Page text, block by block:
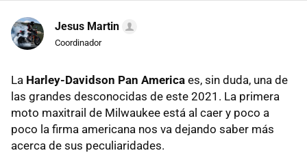
Jesus Martin
Coordinador
La Harley-Davidson Pan America es, sin duda, una de
las grandes desconocidas de este 2021. La primera
moto maxitrail de Milwaukee está al caer y poco a
poco la firma americana nos va dejando saber más
acerca de sus peculiaridades.